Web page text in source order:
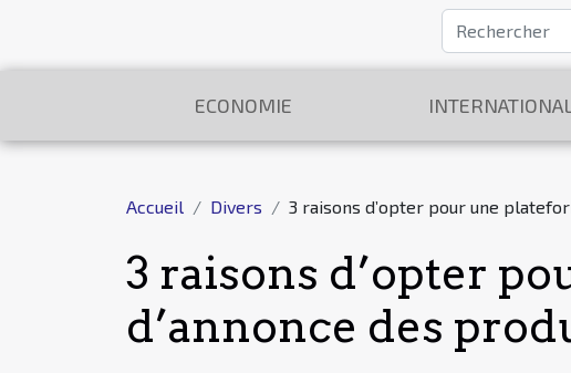
ECONOMIE
Accueil Divers 3 raisons d’opter pour une
3 raisons d’opter
d’annonce des